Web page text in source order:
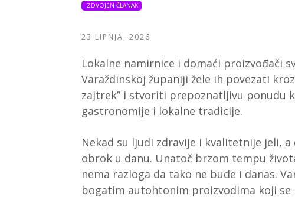
IZDVOJEN ČLANAK
23 LIPNJA, 2026
Lokalne namirnice i domaći proizvođači
Varaždinskoj županiji žele ih povezati
zajtrek” i stvoriti prepoznatljivu ponudu
gastronomije i lokalne tradicije.
Nekad su ljudi zdravije i kvalitetnije jeli,
obrok u danu. Unatoč brzom tempu
nema razloga da tako ne bude i danas.
bogatim autohtonim proizvodima koji